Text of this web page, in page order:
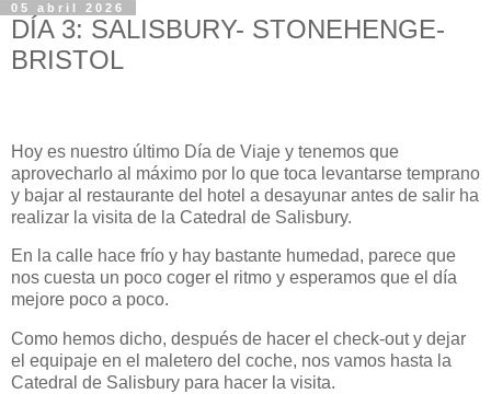
05 abril 2026
DÍA 3: SALISBURY- STONEHENGE-
BRISTOL
Hoy es nuestro último Día de Viaje y tenemos que
aprovecharlo al máximo por lo que toca levantarse temprano
y bajar al restaurante del hotel a desayunar antes de salir ha
realizar la visita de la Catedral de Salisbury.
En la calle hace frío y hay bastante humedad, parece que
nos cuesta un poco coger el ritmo y esperamos que el día
mejore poco a poco.
Como hemos dicho, después de hacer el check-out y dejar
el equipaje en el maletero del coche, nos vamos hasta la
Catedral de Salisbury para hacer la visita.